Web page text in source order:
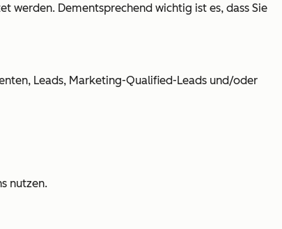
werden. Dementsprechend wichtig ist es, dass Sie
Leads, Marketing-Qualified-Leads und/oder
nutzen.